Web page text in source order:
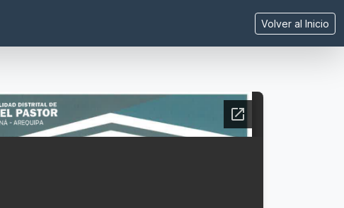
Volver al Inicio